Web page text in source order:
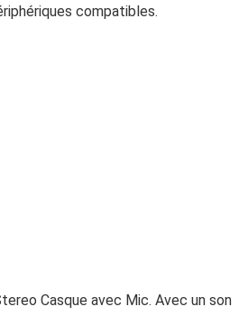
compatibles.
Casque avec Mic. Avec un son